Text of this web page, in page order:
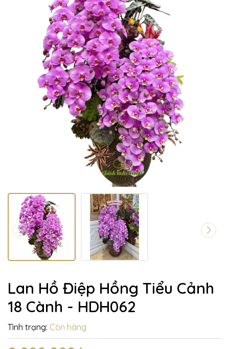
Lan Hồ Điệp Hồng Tiểu Cảnh
18 Cành - HDH062
Tình trạng: Còn hàng